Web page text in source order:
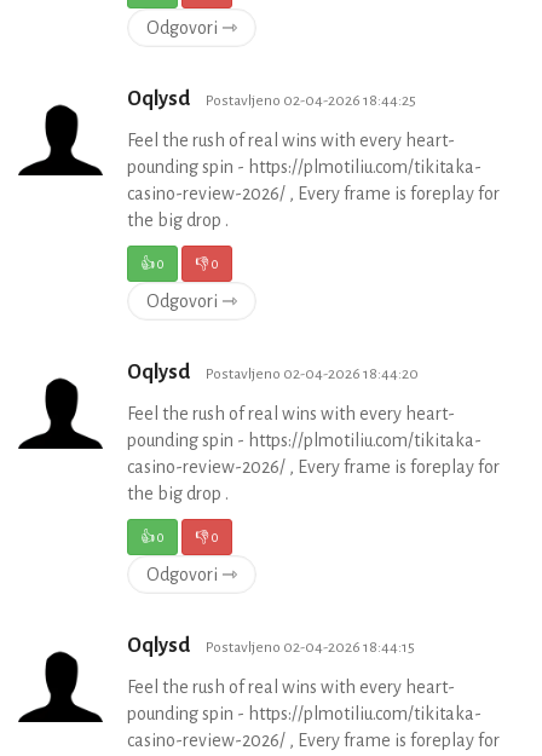
Odgovori ⇾
Oqlysd Postavljeno 02-04-2026 18:44:25
Feel the rush of real wins with every heart-
pounding spin - https://plmotiliu.com/tikitaka-
casino-review-2026/ , Every frame is foreplay for
the big drop .
👍0 👎0
Odgovori ⇾
Oqlysd Postavljeno 02-04-2026 18:44:20
Feel the rush of real wins with every heart-
pounding spin - https://plmotiliu.com/tikitaka-
casino-review-2026/ , Every frame is foreplay for
the big drop .
👍0 👎0
Odgovori ⇾
Oqlysd Postavljeno 02-04-2026 18:44:15
Feel the rush of real wins with every heart-
pounding spin - https://plmotiliu.com/tikitaka-
casino-review-2026/ , Every frame is foreplay for